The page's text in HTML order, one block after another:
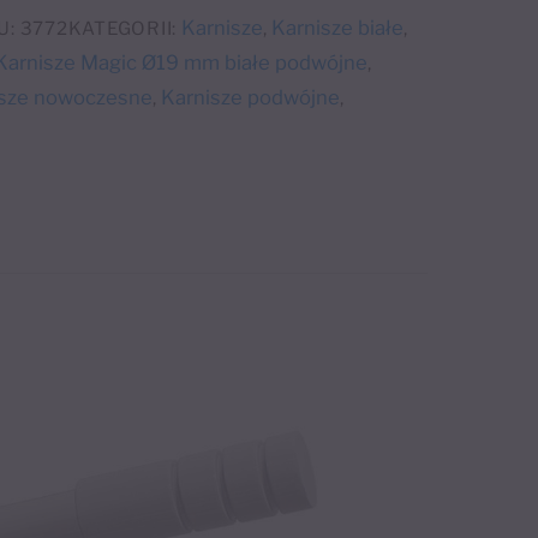
3772 KATEGORII: Karnisze Karnisze białe
Magic Ø19 mm białe podwójne
nowoczesne Karnisze podwójne